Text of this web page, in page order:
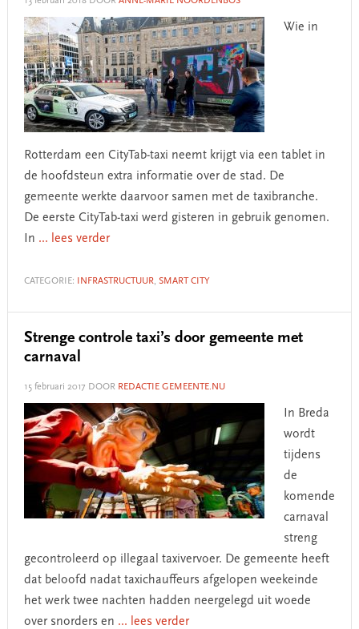
Wie in
Rotterdam een CityTab-taxi neemt krijgt via een tablet in
de hoofdsteun extra informatie over de stad. De
gemeente werkte daarvoor samen met de taxibranche.
De eerste CityTab-taxi werd gisteren in gebruik genomen.
In ... lees verder
CATEGORIE: INFRASTRUCTUUR, SMART CITY
Strenge controle taxi’s door gemeente met
carnaval
15 februari 2017 DOOR REDACTIE GEMEENTE.NU
In Breda
wordt
tijdens
de
komende
carnaval
streng
gecontroleerd op illegaal taxivervoer. De gemeente heeft
dat beloofd nadat taxichauffeurs afgelopen weekeinde
het werk twee nachten hadden neergelegd uit woede
over snorders en ... lees verder